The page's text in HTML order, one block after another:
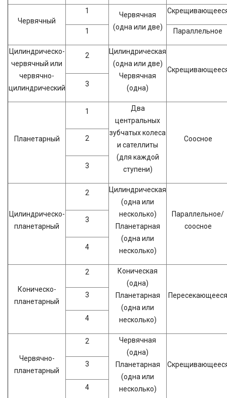
Червячный
1
Червячная
(одна или две)
1 Параллельное
Цилиндрическо-
червячный или
червячно-
цилиндрический
2
Цилиндрическая
(одна или две)
Червячная
(одна)
3
Планетарный
1
Два
центральных
зубчатых колеса
и сателлиты
(для каждой
ступени)
Соосное
2
3
Цилиндрическо-
планетарный
2
Цилиндрическая
(одна или
несколько)
Планетарная
(одна или
несколько)
Параллельное/
соосное
3
4
Коническо-
планетарный
2
Коническая
(одна)
Планетарная
(одна или
несколько)
Пересекающееся
3
4
Червячно-
планетарный
2
Червячная
(одна)
Планетарная
(одна или
несколько)
3
4